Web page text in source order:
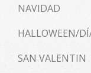
NAVIDAD
HALLOWEEN/
SAN VALENTIN